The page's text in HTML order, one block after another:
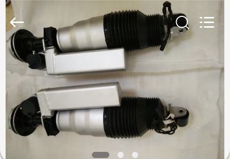
HUIS
PRODUCTEN
VR-
SHOW
Guangzhou
Jovoll
Parts
Technology
Co.,
Ltd..
Rights
Reserved.